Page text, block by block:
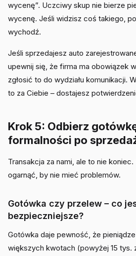
wycenę”. Uczciwy skup nie bierze
wycenę. Jeśli widzisz coś takiego,
wychodź.
Jeśli sprzedajesz auto
upewnij się, że firma ma obowiązek
zgłosić to do wydziału komunikacji.
to za Ciebie – dostajesz
Krok 5: Odbierz
formalności po
Transakcja za nami, ale to nie
ogarnąć, by nie mieć problemów.
Gotówka czy przelew – co
bezpieczniejsze?
Gotówka daje pewność, że
większych kwotach (powyżej 15 tys.